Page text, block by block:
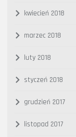
kwiecień 2018
marzec 2018
luty 2018
styczeń 2018
grudzień 2017
listopad 2017